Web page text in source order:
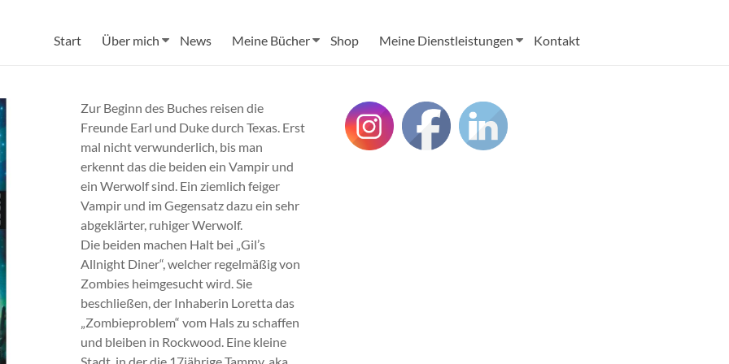
Start Über mich News Meine Bücher Shop Meine Dienstleistungen Kontakt
Zur Beginn des Buches reisen die
Freunde Earl und Duke durch Texas. Erst
mal nicht verwunderlich, bis man
erkennt das die beiden ein Vampir und
ein Werwolf sind. Ein ziemlich feiger
Vampir und im Gegensatz dazu ein sehr
abgeklärter, ruhiger Werwolf.
Die beiden machen Halt bei „Gil’s
Allnight Diner“, welcher regelmäßig von
Zombies heimgesucht wird. Sie
beschließen, der Inhaberin Loretta das
„Zombieproblem“ vom Hals zu schaffen
und bleiben in Rockwood. Eine kleine